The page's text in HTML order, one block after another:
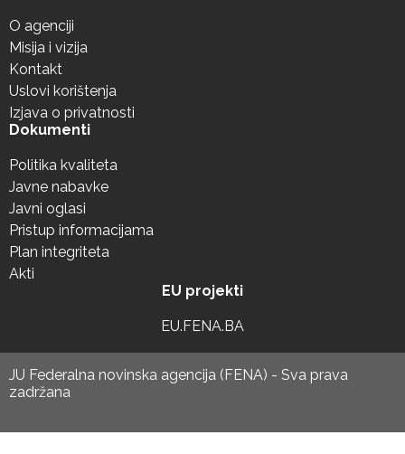
O agenciji
Misija i vizija
Kontakt
Uslovi korištenja
Izjava o privatnosti
Dokumenti
Politika kvaliteta
Javne nabavke
Javni oglasi
Pristup informacijama
Plan integriteta
Akti
EU projekti
EU.FENA.BA
JU Federalna novinska agencija (FENA) - Sva prava
zadržana